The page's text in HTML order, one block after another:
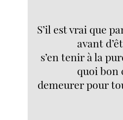
S’il est vrai que
avant
s’en tenir à la
quoi bon
demeurer pour